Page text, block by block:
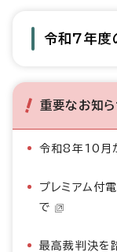
令和7年度
重要なお知ら
令和8年10月
プレミアム付
で
最高裁判決を